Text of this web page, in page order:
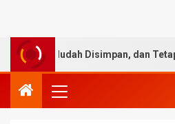
Rapi, Mudah Disimpan, dan Tetap